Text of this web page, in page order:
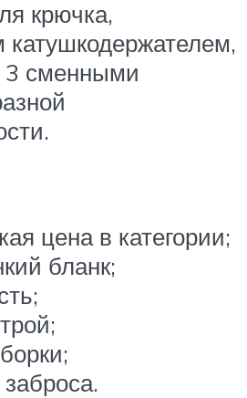
крючка,
3 сменными
цена в категории;
бланк;